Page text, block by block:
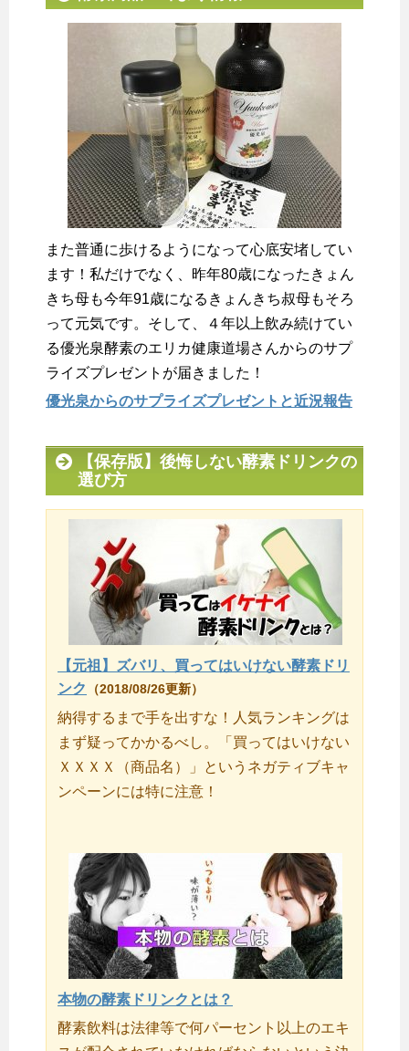
また普通に歩けるようになって心底安堵してい
ます！私だけでなく、昨年80歳になったきょん
きち母も今年91歳になるきょんきち叔母もそろ
って元気です。そして、４年以上飲み続けてい
る優光泉酵素のエリカ健康道場さんからのサプ
ライズプレゼントが届きました！
優光泉からのサプライズプレゼントと近況報告
【保存版】後悔しない酵素ドリンクの
選び方
【元祖】ズバリ、買ってはいけない酵素ドリ
ンク
（2018/08/26更新）
納得するまで手を出すな！人気ランキングは
まず疑ってかかるべし。「買ってはいけない
ＸＸＸＸ（商品名）」というネガティブキャ
ンペーンには特に注意！
本物の酵素ドリンクとは？
酵素飲料は法律等で何パーセント以上のエキ